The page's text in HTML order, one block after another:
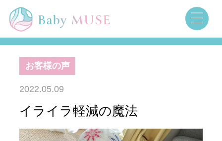
お客様の声
2022.05.09
イライラ軽減の魔法